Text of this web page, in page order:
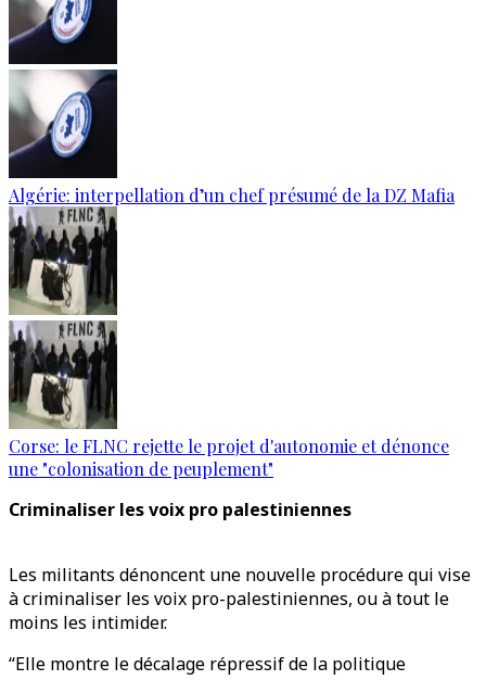
Algérie: interpellation d’un chef présumé de la DZ Mafia
Corse: le FLNC rejette le projet d'autonomie et dénonce
une "colonisation de peuplement"
Criminaliser les voix pro palestiniennes
Les militants dénoncent une nouvelle procédure qui vise
à criminaliser les voix pro-palestiniennes, ou à tout le
moins les intimider.
“Elle montre le décalage répressif de la politique